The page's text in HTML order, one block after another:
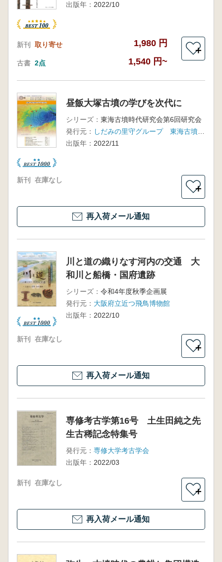
出版年： 2022/10
新刊 取り寄せ 1,980 円
古書 2点 1,540 円~
＋
昼飯大塚古墳の学びを次代に
シリーズ： 東海古墳時代研究会第6回研究会
発行元：
しだみの里守グループ 東海古墳時代研究会
出版年： 2022/11
新刊 在庫なし
＋
再入荷メール通知
川と道の織りなす河内の交通 大
和川と船橋・国府遺跡
シリーズ： 令和4年度秋季企画展
発行元： 大阪府立近つ飛鳥博物館
出版年： 2022/10
新刊 在庫なし
＋
再入荷メール通知
専修考古学第16号 土生田純之先
生古稀記念特集号
発行元： 専修大学考古学会
出版年： 2022/03
新刊 在庫なし
＋
再入荷メール通知